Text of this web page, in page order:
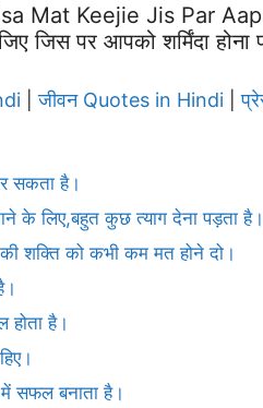
Mat Keejie Jis Par
जिस पर आपको शर्मिंदा होना
|जीवन Quotes in Hindi |
सकता है।
के लिए,बहुत कुछ त्याग देना पड़ता है।
शक्ति को कभी कम मत होने दो।
होता है।
सफल बनाता है।